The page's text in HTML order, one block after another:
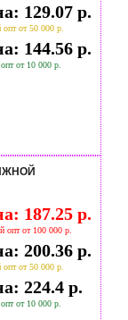
129.07 р.
опт от 50 000 р.
144.56 р.
от 10 000 р.
187.25 р.
опт от 100 000 р.
200.36 р.
опт от 50 000 р.
224.4 р.
от 10 000 р.